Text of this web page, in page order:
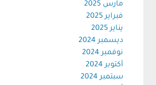
مارس 2025
فبراير 2025
يناير 2025
ديسمبر 2024
نوفمبر 2024
أكتوبر 2024
سبتمبر 2024